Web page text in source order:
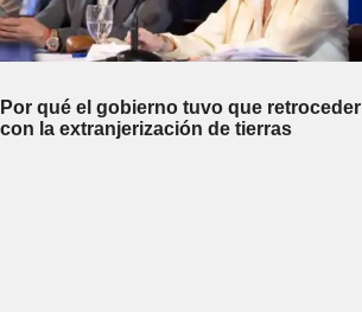
Por qué el gobierno tuvo que retroceder
con la extranjerización de tierras